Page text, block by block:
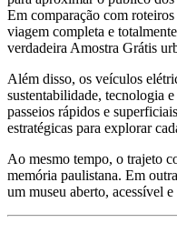
Em comparação com
viagem completa e
verdadeira Amostra Grátis
Além disso, os veículos
sustentabilidade, tecnologia
passeios rápidos e
estratégicas para explorar
Ao mesmo tempo, o trajeto
memória paulistana. Em
um museu aberto, acessível